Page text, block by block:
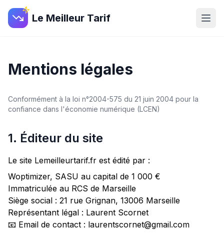
Le Meilleur Tarif
Mentions légales
Conformément à la loi n°2004-575 du 21 juin 2004 pour la
confiance dans l'économie numérique (LCEN)
1. Éditeur du site
Le site Lemeilleurtarif.fr est édité par :
Woptimizer, SASU au capital de 1 000 €
Immatriculée au RCS de Marseille
Siège social : 21 rue Grignan, 13006 Marseille
Représentant légal : Laurent Scornet
📧 Email de contact : laurentscornet@gmail.com